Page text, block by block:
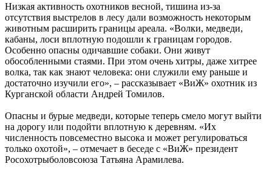
Низкая активность охотников весной, тишина из-за
отсутствия выстрелов в лесу дали возможность некоторым
животным расширить границы ареала. «Волки, медведи,
кабаны, лоси вплотную подошли к границам городов.
Особенно опасны одичавшие собаки. Они живут
обособленными стаями. При этом очень хитры, даже хитрее
волка, так как знают человека: они служили ему раньше и
достаточно изучили его», – рассказывает «ВиЖ» охотник из
Курганской области Андрей Томилов.
Опасны и бурые медведи, которые теперь смело могут выйти
на дорогу или подойти вплотную к деревням. «Их
численность повсеместно высока и может регулироваться
только охотой», – отмечает в беседе с «ВиЖ» президент
Росохотрыболовсоюза Татьяна Арамилева.